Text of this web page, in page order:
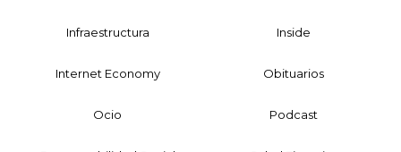
Infraestructura Inside
Internet Economy Obituarios
Ocio Podcast